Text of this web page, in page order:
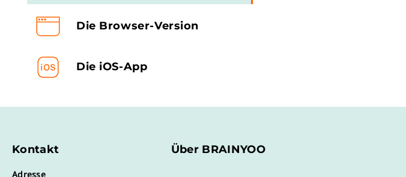
Die Browser-Version
Die iOS-App
Kontakt
Adresse
Über BRAINYOO